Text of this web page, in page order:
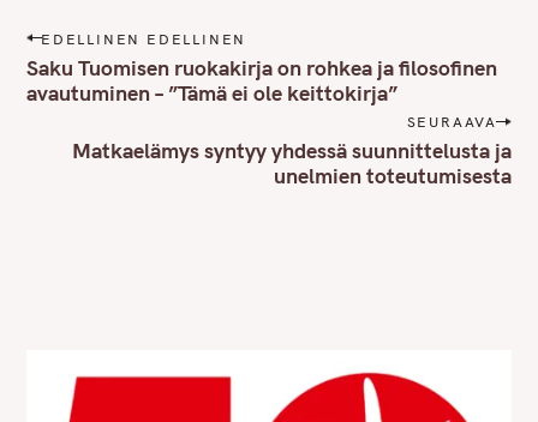
P
o
s
EDELLINEN EDELLINEN
Saku Tuomisen ruokakirja on rohkea ja filosofinen
avautuminen – ”Tämä ei ole keittokirja”
SEURAAVA
Matkaelämys syntyy yhdessä suunnittelusta ja
unelmien toteutumisesta